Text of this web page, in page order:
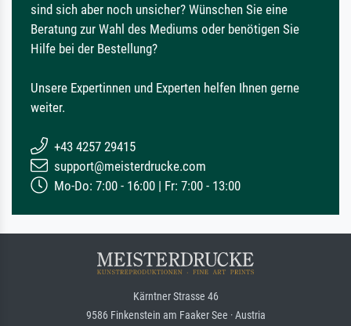
sind sich aber noch unsicher? Wünschen Sie eine
Beratung zur Wahl des Mediums oder benötigen Sie
Hilfe bei der Bestellung?
Unsere Expertinnen und Experten helfen Ihnen gerne
weiter.
+43 4257 29415
support@meisterdrucke.com
Mo-Do: 7:00 - 16:00 | Fr: 7:00 - 13:00
Kärntner Strasse 46
9586 Finkenstein am Faaker See · Austria